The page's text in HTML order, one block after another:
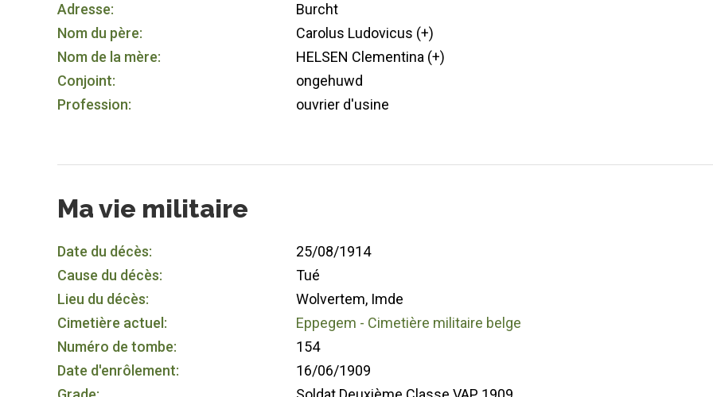
Adresse:
Burcht
Nom du père:
Carolus Ludovicus (+)
Nom de la mère:
HELSEN Clementina (+)
Conjoint:
ongehuwd
Profession:
ouvrier d'usine
Ma vie militaire
Date du décès:
25/08/1914
Cause du décès:
Tué
Lieu du décès:
Wolvertem, Imde
Cimetière actuel:
Eppegem - Cimetière militaire belge
Numéro de tombe:
154
Date d'enrôlement:
16/06/1909